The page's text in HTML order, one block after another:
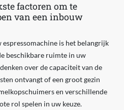
factoren om te
van een inbouw
is het belangrijk
beschikbare ruimte in uw
over de capaciteit van de
ontvangt of een groot gezin
en verschillende
rol spelen in uw keuze.